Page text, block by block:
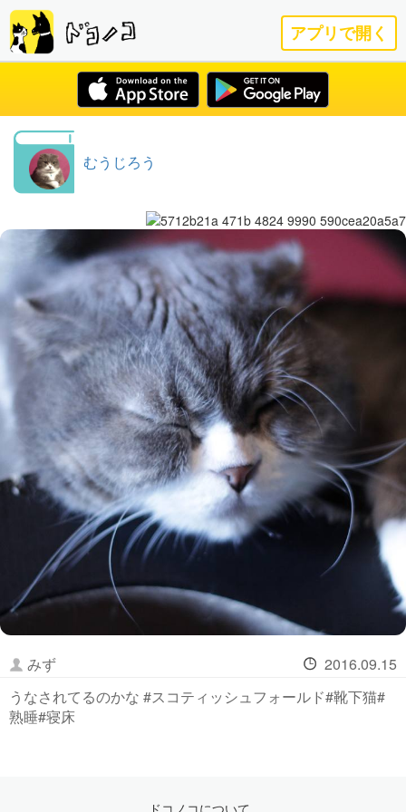
アプリで開く
むうじろう
みず
2016.09.15
うなされてるのかな #スコティッシュフォールド#靴下猫#
熟睡#寝床